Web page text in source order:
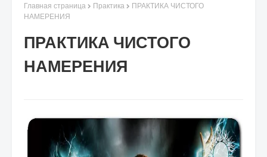
Главная страница Практика
ПРАКТИКА ЧИСТОГО
НАМЕРЕНИЯ
ПРАКТИКА ЧИСТОГО
НАМЕРЕНИЯ